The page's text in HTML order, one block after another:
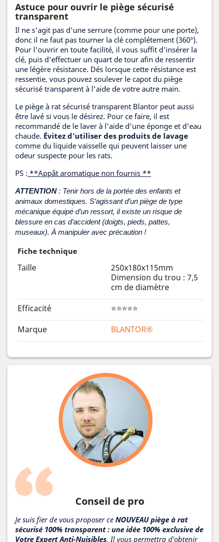
Astuce pour ouvrir le piège sécurisé
transparent
Il ne s'agit pas d'une serrure (comme pour une porte),
donc il ne faut pas tourner la clé complétement (360°).
Pour l'ouvrir en toute facilité, il vous suffit d'insérer la
clé, puis d'effectuer un quart de tour afin de ressentir
une légère résistance. Dés lorsque cette résistance est
ressentie, vous pouvez soulever le capot du piège
sécurisé transparent à l'aide de votre autre main.
Le piège à rat sécurisé transparent Blantor peut aussi
être lavé si vous le désirez. Pour ce faire, il est
recommandé de le laver à l'aide d'une éponge et d'eau
chaude. Évitez d'utiliser des produits de lavage
comme du liquide vaisselle qui peuvent laisser une
odeur suspecte pour les rats.
PS : **Appât aromatique non fournis **
ATTENTION : Tenir hors de la portée des enfants et
animaux domestiques. S’agissant d’un piège de type
mécanique équipé d’un ressort, il existe un risque de
blessure en cas d’accident (doigts, pieds, pattes,
museaux). À manipuler avec précaution !
Fiche technique
Taille
250x180x115mm
Dimension du trou : 7,5
cm de diamètre
Efficacité
⭐⭐⭐⭐⭐
Marque
BLANTOR®
Conseil de pro
Je suis fier de vous proposer ce NOUVEAU piège à rat
sécurisé 100% transparent : une idée 100% exclusive de
Votre Expert Anti-Nuisibles. Il vous permettra d'obtenir